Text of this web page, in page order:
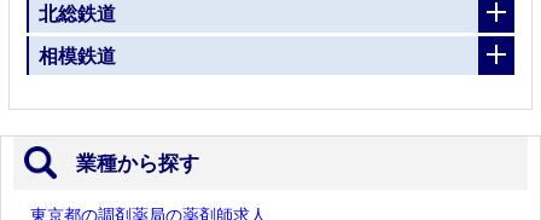
北総鉄道
相模鉄道
業種から探す
東京都の調剤薬局の薬剤師求人